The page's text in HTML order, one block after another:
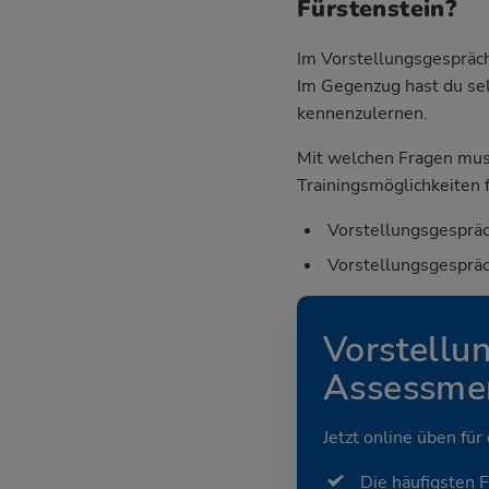
Fürstenstein?
Im
Im Gegenzug hast du
kennenzulernen.
Mit welchen Fragen
Trainingsmöglichkeiten
Jetzt online üben für
Die häufigsten